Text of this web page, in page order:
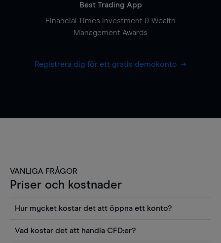
Best Trading App
Financial Times Investment & Wealth
Management Awards
Registrera dig för ett gratis demokonto
VANLIGA FRÅGOR
Priser och kostnader
Hur mycket kostar det att öppna ett konto?
Vad kostar det att handla CFD:er?